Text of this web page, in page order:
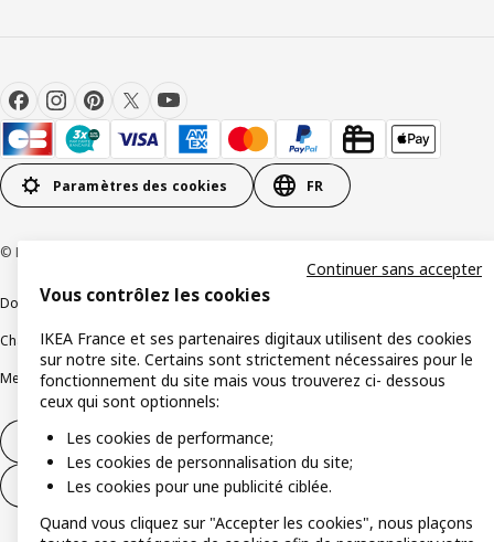
Paramètres des cookies FR
© Inter IKEA Systems B.V 1999-2026
Documents juridiques et informations légales
Charte de protection des donnéesPolitique relative aux cookies
Mentions légalesAlertes fraudeRappel produitAccessibilité : non conforme
Formulaire de rétractation – produits
Formulaire de rétractation – services
Vous contrôlez les cookies
IKEA France et ses partenaires digitaux utilisent des cookies
sur notre site. Certains sont strictement nécessaires pour le
fonctionnement du site mais vous trouverez ci- dessous
ceux qui sont optionnels:
Les cookies de performance;
Les cookies de personnalisation du site;
Les cookies pour une publicité ciblée.
Quand vous cliquez sur "Accepter les cookies", nous plaçons
Continuer sans accepter